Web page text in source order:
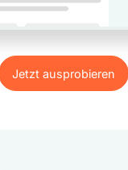
Jetzt ausprobieren
Jetzt ausprobieren